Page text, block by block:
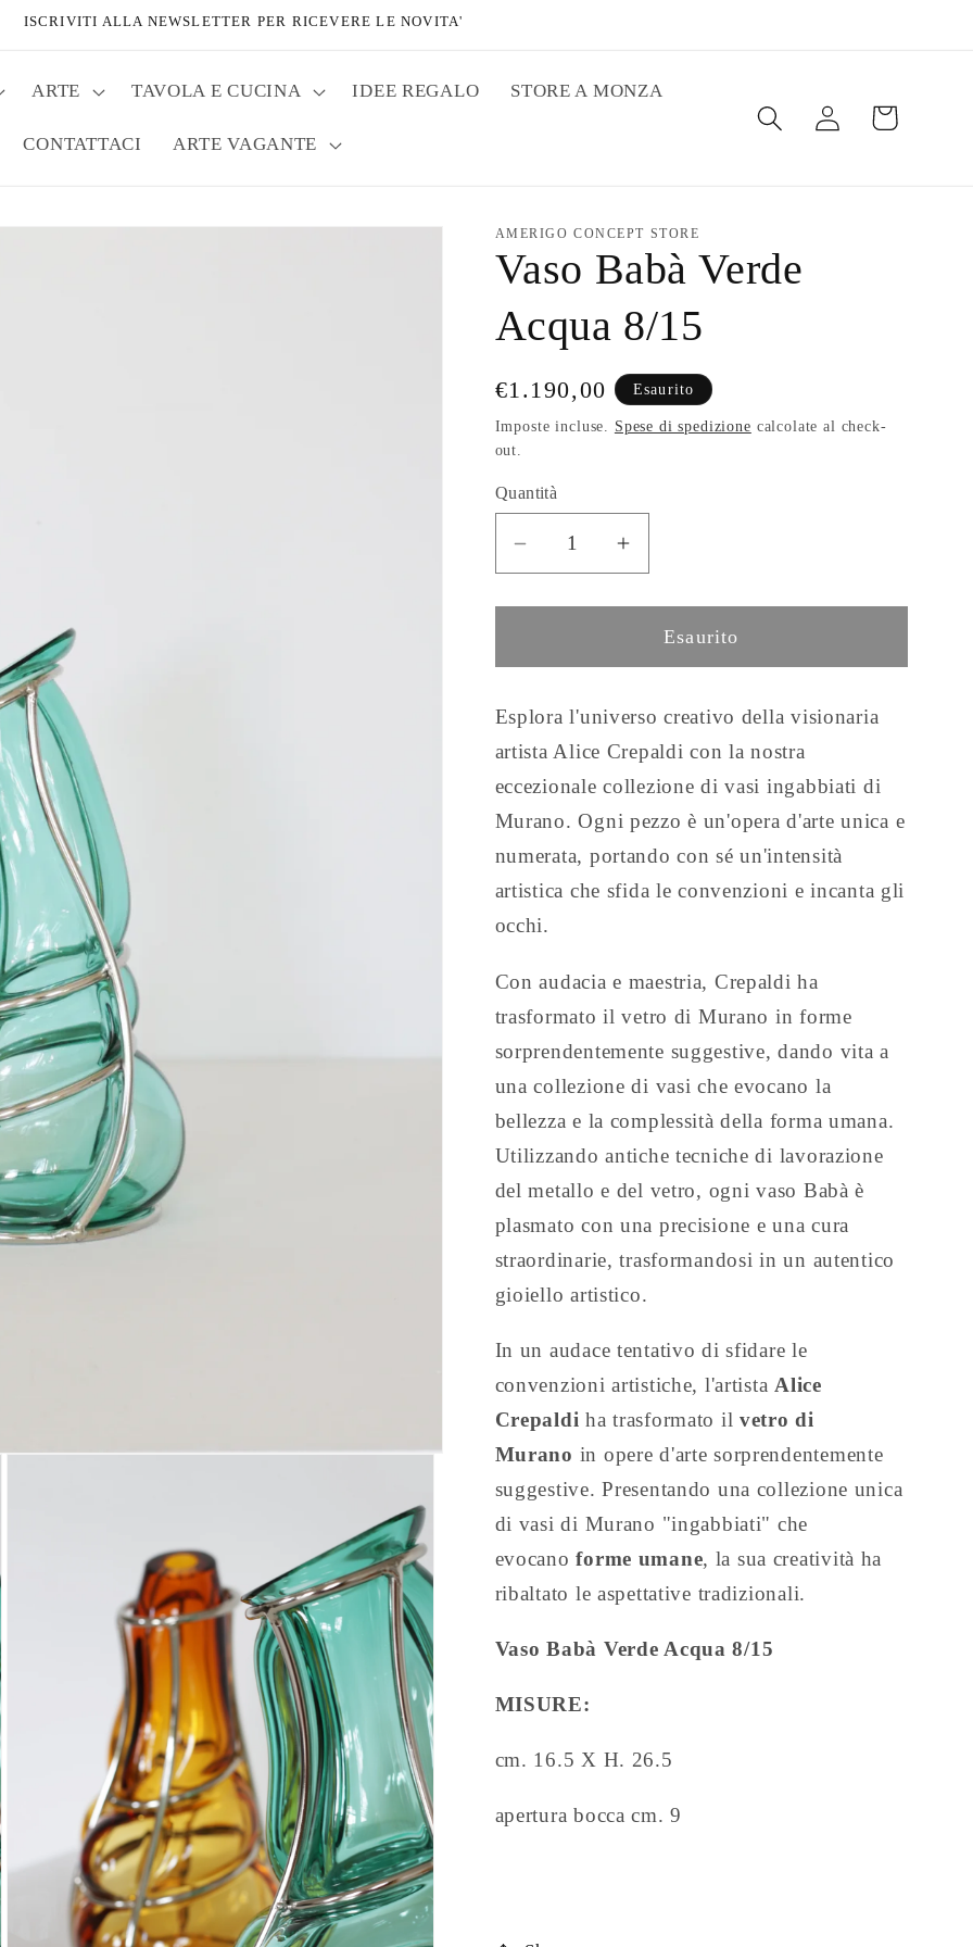
ISCRIVITI ALLA NEWSLETTER PER RICEVERE LE NOVITA'
ARTE TAVOLA E CUCINA IDEE REGALO STORE A MONZA
CONTATTACI ARTE VAGANTE
Accedi Carrello
AMERIGO CONCEPT STORE
Vaso Babà Verde
Acqua 8/15
Prezzo
di
listino
€1.190,00 Esaurito
Imposte incluse. Spese di spedizione calcolate al check-
out.
Quantità
Diminuisci
per
Babà
Acqua
8/15
Aumenta
per
Vaso
Babà
Acqua
8/15
Esaurito
Esplora l'universo creativo della visionaria
artista Alice Crepaldi con la nostra
eccezionale collezione di vasi ingabbiati di
Murano. Ogni pezzo è un'opera d'arte unica e
numerata, portando con sé un'intensità
artistica che sfida le convenzioni e incanta gli
occhi.
Con audacia e maestria, Crepaldi ha
trasformato il vetro di Murano in forme
sorprendentemente suggestive, dando vita a
una collezione di vasi che evocano la
bellezza e la complessità della forma umana.
Utilizzando antiche tecniche di lavorazione
del metallo e del vetro, ogni vaso Babà è
plasmato con una precisione e una cura
straordinarie, trasformandosi in un autentico
gioiello artistico.
In un audace tentativo di sfidare le
convenzioni artistiche, l'artista Alice
Crepaldi ha trasformato ilvetro di
Murano in opere d'arte sorprendentemente
suggestive. Presentando una collezione unica
di vasi di Murano "ingabbiati" che
evocanoforme umane, la sua creatività ha
ribaltato le aspettative tradizionali.
Vaso Babà Verde Acqua 8/15
MISURE :
cm. 16.5 X H. 26.5
apertura bocca cm. 9